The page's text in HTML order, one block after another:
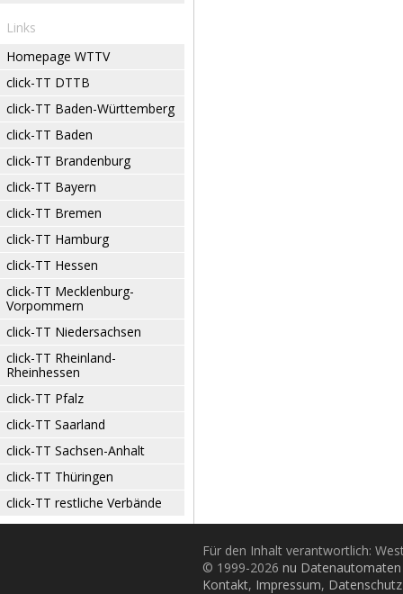
Links
Homepage WTTV
click-TT DTTB
click-TT Baden-Württemberg
click-TT Baden
click-TT Brandenburg
click-TT Bayern
click-TT Bremen
click-TT Hamburg
click-TT Hessen
click-TT Mecklenburg-
Vorpommern
click-TT Niedersachsen
click-TT Rheinland-
Rheinhessen
click-TT Pfalz
click-TT Saarland
click-TT Sachsen-Anhalt
click-TT Thüringen
click-TT restliche Verbände
Für den Inhalt verantwortlich:
© 1999-2026 nu
Kontakt, Impressum, Datenschutz